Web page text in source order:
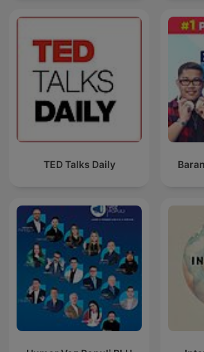
TED Talks Daily